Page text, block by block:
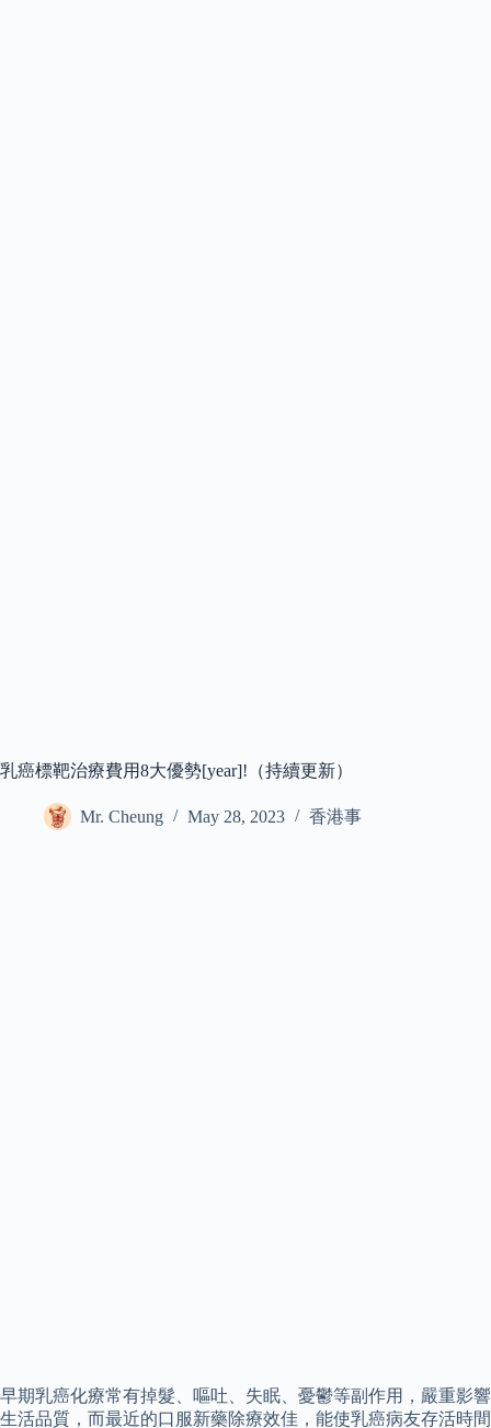
乳癌標靶治療費用8大優勢[year]!（持續更新）
Mr. Cheung May 28, 2023 香港事
早期乳癌化療常有掉髮、嘔吐、失眠、憂鬱等副作用，嚴重影響
生活品質，而最近的口服新藥除療效佳，能使乳癌病友存活時間